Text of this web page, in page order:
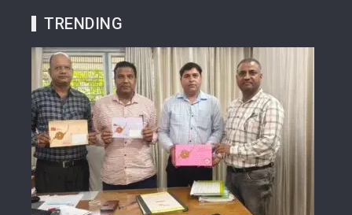
TRENDING